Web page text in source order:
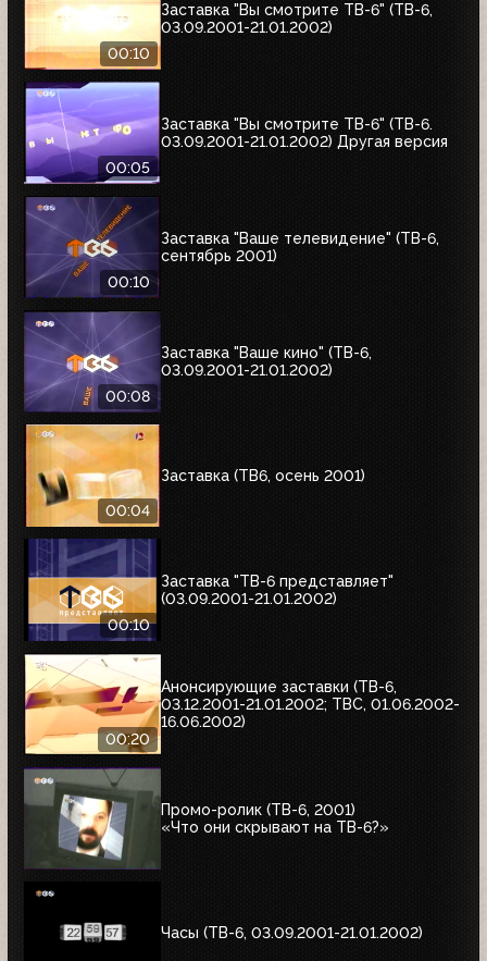
00:10
Заставка "Вы смотрите ТВ-6" (ТВ-6,
03.09.2001-21.01.2002)
00:05
Заставка "Вы смотрите ТВ-6" (ТВ-6.
03.09.2001-21.01.2002) Другая версия
00:10
Заставка "Ваше телевидение" (ТВ-6,
сентябрь 2001)
00:08
Заставка "Ваше кино" (ТВ-6,
03.09.2001-21.01.2002)
00:04
Заставка (ТВ6, осень 2001)
00:10
Заставка "ТВ-6 представляет"
(03.09.2001-21.01.2002)
00:20
Анонсирующие заставки (ТВ-6,
03.12.2001-21.01.2002; ТВС, 01.06.2002-
16.06.2002)
Промо-ролик (ТВ-6, 2001)
«Что они скрывают на ТВ-6?»
Часы (ТВ-6, 03.09.2001-21.01.2002)